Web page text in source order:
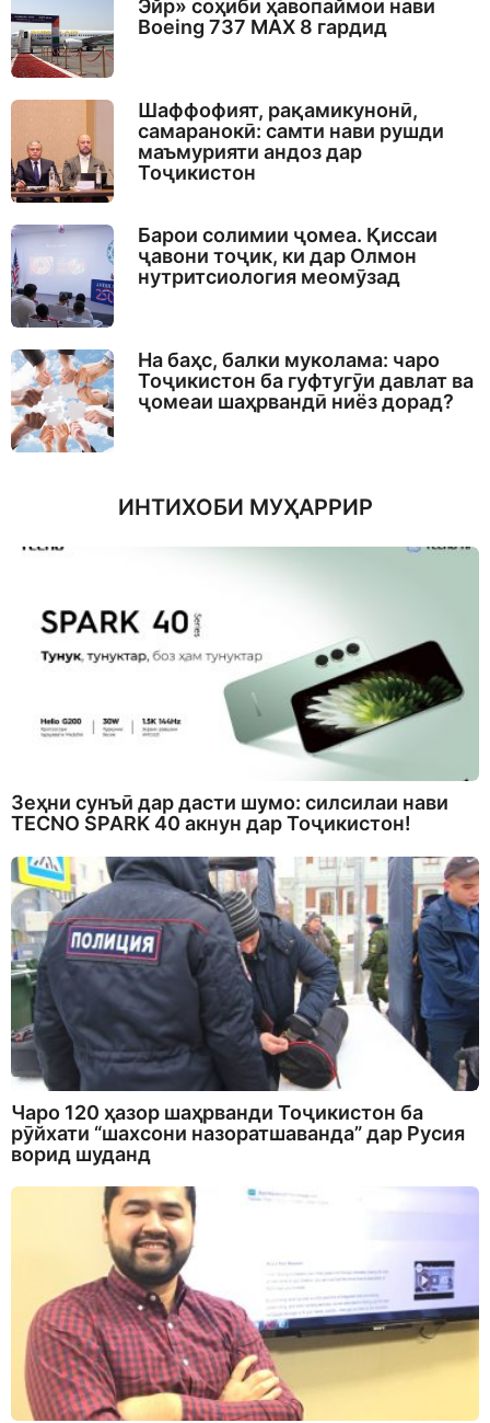
Эйр» соҳиби ҳавопаймои нави
Boeing 737 MAX 8 гардид
Шаффофият, рақамикунонӣ,
самаранокӣ: самти нави рушди
маъмурияти андоз дар
Тоҷикистон
Барои солимии ҷомеа. Қиссаи
ҷавони тоҷик, ки дар Олмон
нутритсиология меомӯзад
На баҳс, балки муколама: чаро
Тоҷикистон ба гуфтугӯи давлат ва
ҷомеаи шаҳрвандӣ ниёз дорад?
ИНТИХОБИ МУҲАРРИР
Зеҳни сунъӣ дар дасти шумо: силсилаи нави
TECNO SPARK 40 акнун дар Тоҷикистон!
Чаро 120 ҳазор шаҳрванди Тоҷикистон ба
рӯйхати “шахсони назоратшаванда” дар Русия
ворид шуданд